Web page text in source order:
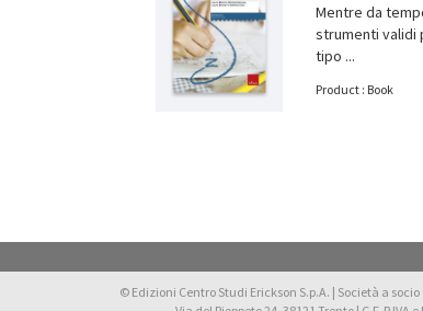
Mentre da
strumenti validi
tipo ...
Product : Book
© Edizioni Centro Studi Erickson S.p.A. | Società a